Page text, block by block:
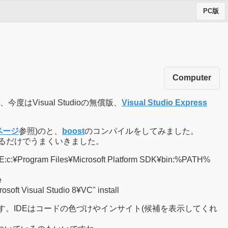
PC版
Computer
今度はVisual Studioの無償版、 Visual Studio Express
ージ参照)のと、 boostのコンパイルをしてみました。
だけでうまくいきました。
Files¥Microsoft Platform SDK¥bin:%PATH%
Visual Studio 8¥VC" install
IDEはコードの色づけやインサイト(候補を表示してくれ